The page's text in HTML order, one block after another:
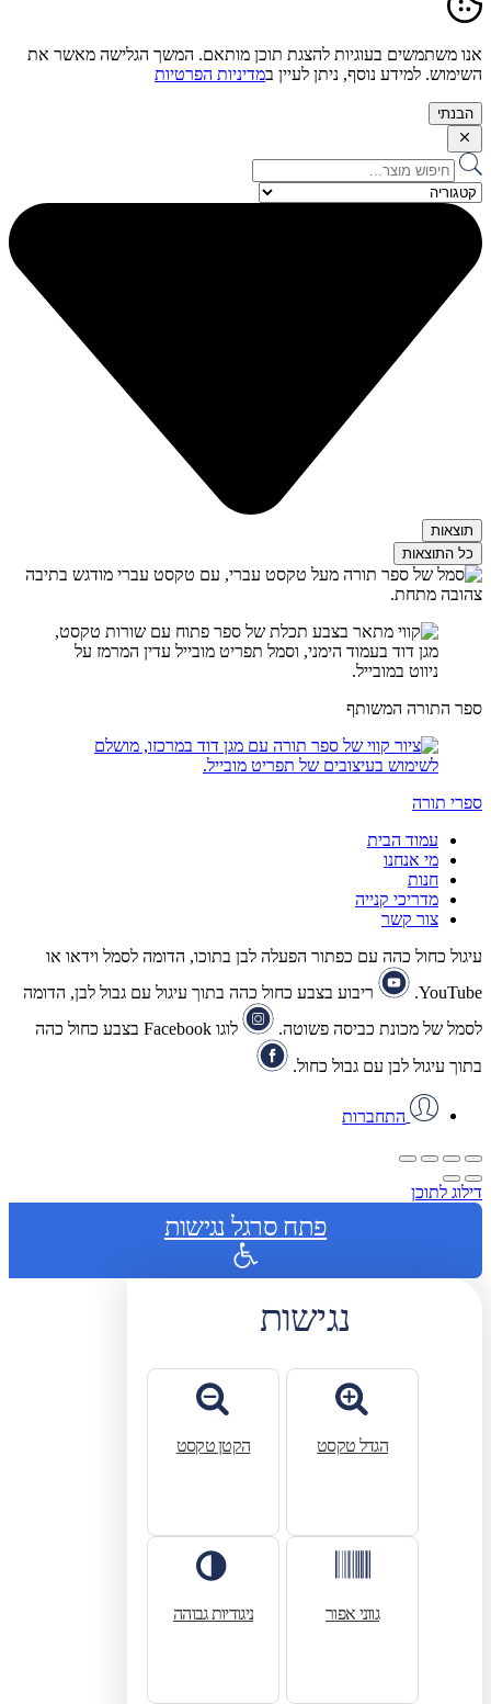
אנו משתמשים בעוגיות להצגת תוכן מותאם. המשך הגלישה מאשר את
השימוש. למידע נוסף, ניתן לעיין במדיניות הפרטיות
הבנתי
Search
...
תוצאות
כל התוצאות
ספר התורה המשותף
ספרי תורה
עמוד הבית
מי אנחנו
חנות
מדריכי קנייה
צור קשר
עיגול כחול כהה עם כפתור הפעלה לבן בתוכו, הדומה לסמל וידאו או
YouTube.
ריבוע בצבע כחול כהה בתוך עיגול עם גבול לבן, הדומה
לסמל של מכונת כביסה פשוטה.
לוגו Facebook בצבע כחול כהה
בתוך עיגול לבן עם גבול כחול.
התחברות
דילוג לתוכן
פתח סרגל נגישות
נגישות
הגדל טקסט הקטן טקסט
גווני אפור ניגודיות גבוהה